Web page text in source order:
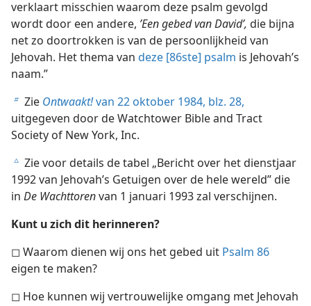
verklaart misschien waarom deze psalm gevolgd
wordt door een andere, ’Een gebed van David’, die bijna
net zo doortrokken is van de persoonlijkheid van
Jehovah. Het thema van deze [86ste] psalm is Jehovah’s
naam.”
b Zie Ontwaakt!van 22 oktober 1984, blz. 28,
uitgegeven door de Watchtower Bible and Tract
Society of New York, Inc.
c Zie voor details de tabel „Bericht over het dienstjaar
1992 van Jehovah’s Getuigen over de hele wereld” die
in De Wachttorenvan 1 januari 1993 zal verschijnen.
Kunt u zich dit herinneren?
◻ Waarom dienen wij ons het gebed uit Psalm 86
eigen te maken?
◻ Hoe kunnen wij vertrouwelijke omgang met Jehovah